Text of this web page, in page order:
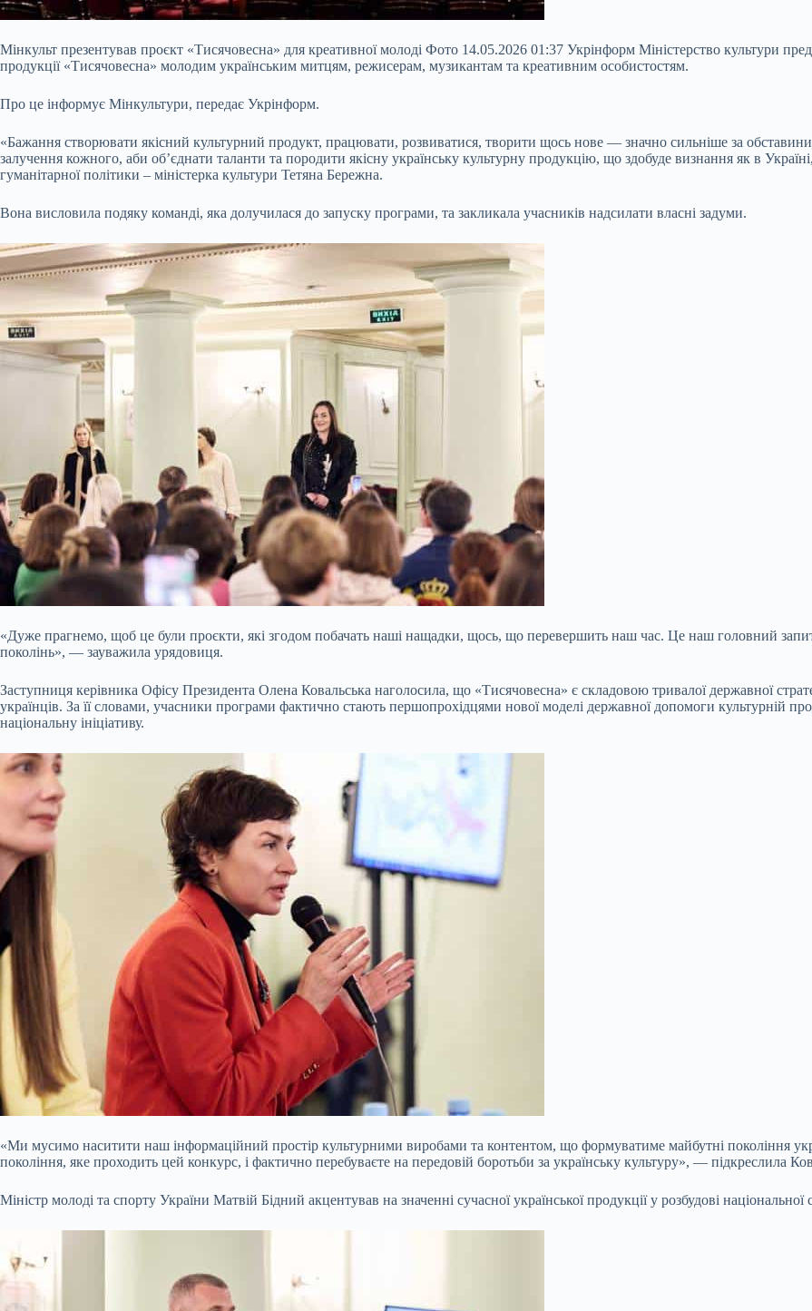
Мінкульт презентував проєкт «Тисячовесна» для креативної молоді Фото 14.05.2026 01:37 Укрінформ Міністерство культури
продукції «Тисячовесна» молодим українським митцям, режисерам, музикантам та креативним особистостям.
Про це інформує Мінкультури, передає Укрінформ.
«Бажання створювати якісний культурний продукт, працювати, розвиватися, творити щось нове — значно сильніше за
залучення кожного, аби об’єднати таланти та породити якісну українську культурну продукцію, що здобуде визнання як в
гуманітарної політики – міністерка культури Тетяна Бережна.
Вона висловила подяку команді, яка долучилася до запуску програми, та закликала учасників надсилати власні задуми.
«Дуже прагнемо, щоб це були проєкти, які згодом побачать наші нащадки, щось, що перевершить наш час. Це наш головний запит
поколінь», — зауважила урядовиця.
Заступниця керівника Офісу Президента Олена Ковальська наголосила, що «Тисячовесна» є складовою тривалої державної
українців. За її словами, учасники програми фактично стають першопрохідцями нової моделі державної допомоги культурній
національну ініціативу.
«Ми мусимо наситити наш інформаційний простір культурними виробами та контентом, що формуватиме майбутні покоління
покоління, яке проходить цей конкурс, і фактично перебуваєте на передовій боротьби за українську культуру», — підкреслила
Міністр молоді та спорту України Матвій Бідний акцентував на значенні сучасної української продукції у розбудові національної